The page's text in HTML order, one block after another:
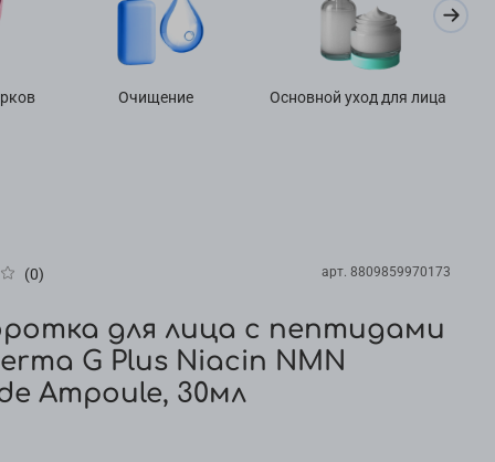
Очищение Основной уход для лица
(0) арт. 8809859970173
для лица с пептидами
G Plus Niacin NMN
Ampoule, 30мл